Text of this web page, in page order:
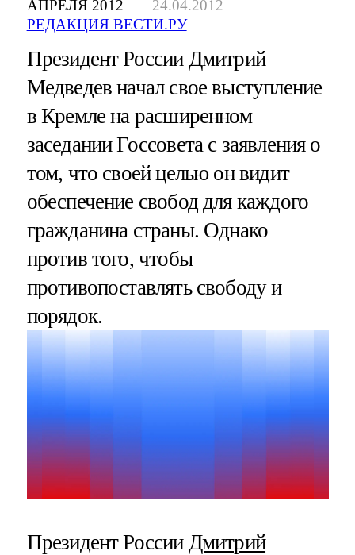
АПРЕЛЯ 2012
24.04.2012
РЕДАКЦИЯ ВЕСТИ.РУ
Президент России Дмитрий
Медведев начал свое выступление
в Кремле на расширенном
заседании Госсовета с заявления о
том, что своей целью он видит
обеспечение свобод для каждого
гражданина страны. Однако
против того, чтобы
противопоставлять свободу и
порядок.
Президент России Дмитрий